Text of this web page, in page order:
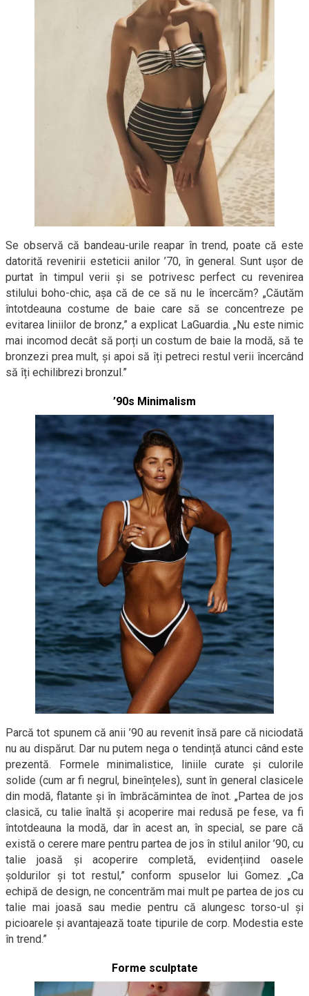
Se observă că bandeau-urile reapar în trend, poate că este
datorită revenirii esteticii anilor ’70, în general. Sunt ușor de
purtat în timpul verii și se potrivesc perfect cu revenirea
stilului boho-chic, așa că de ce să nu le încercăm? „Căutăm
întotdeauna costume de baie care să se concentreze pe
evitarea liniilor de bronz,” a explicat LaGuardia. „Nu este nimic
mai incomod decât să porți un costum de baie la modă, să te
bronzezi prea mult, și apoi să îți petreci restul verii încercând
să îți echilibrezi bronzul.”
’90s Minimalism
Parcă tot spunem că anii ’90 au revenit însă pare că niciodată
nu au dispărut. Dar nu putem nega o tendință atunci când este
prezentă. Formele minimalistice, liniile curate și culorile
solide (cum ar fi negrul, bineînțeles), sunt în general clasicele
din modă, flatante și în îmbrăcămintea de înot. „Partea de jos
clasică, cu talie înaltă și acoperire mai redusă pe fese, va fi
întotdeauna la modă, dar în acest an, în special, se pare că
există o cerere mare pentru partea de jos în stilul anilor ’90, cu
talie joasă și acoperire completă, evidențiind oasele
șoldurilor și tot restul,” conform spuselor lui Gomez. „Ca
echipă de design, ne concentrăm mai mult pe partea de jos cu
talie mai joasă sau medie pentru că alungesc torso-ul și
picioarele și avantajează toate tipurile de corp. Modestia este
în trend.”
Forme sculptate